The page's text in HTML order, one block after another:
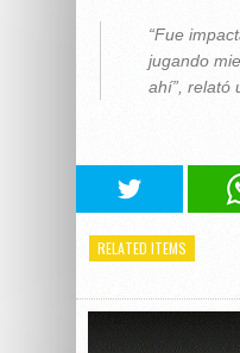
“Fue
jugando
ahí”, relató
RELATED ITEMS